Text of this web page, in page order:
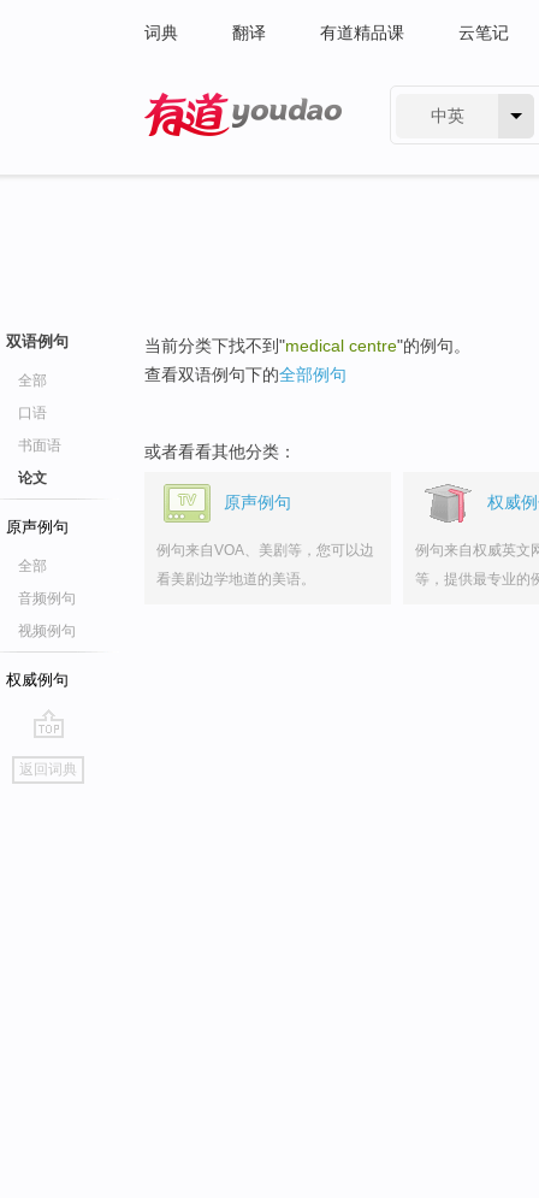
词典 翻译 有道精品课 云笔记
中英
双语例句
全部
口语
书面语
论文
原声例句
全部
音频例句
视频例句
权威例句
go
top
返回词典
当前分类下找不到"medical centre"的例句。
查看双语例句下的全部例句
或者看看其他分类：
原声例句
例句来自VOA、美剧等，您可以边
看美剧边学地道的美语。
权威
例句来自权威英文
等，提供最专业的